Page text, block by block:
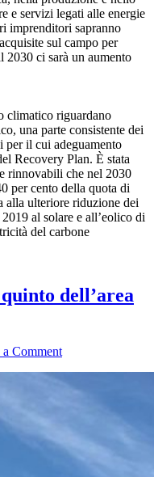
e servizi legati alle energie
imprenditori sapranno
sul campo per
ci sarà un aumento
climatico riguardano
una parte consistente dei
il cui adeguamento
Recovery Plan. È stata
rinnovabili che nel 2030
per cento della quota di
alla ulteriore riduzione dei
al solare e all’eolico di
del carbone
dell’area
a Comment